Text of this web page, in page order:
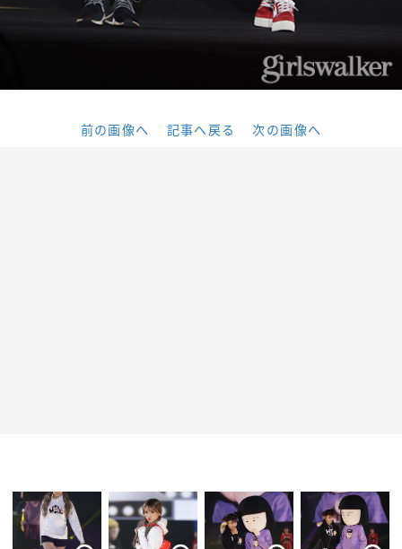
前の画像へ 記事へ戻る 次の画像へ